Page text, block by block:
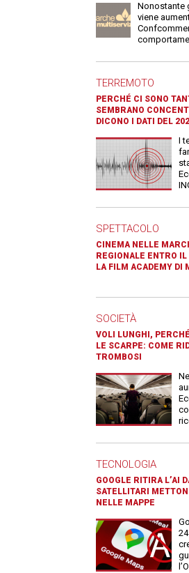
Nonostante
viene
TERREMOTO
PERCHÉ CI SONO
SEMBRANO
DICONO I DATI DEL
I
SPETTACOLO
CINEMA NELLE
REGIONALE ENTRO
LA FILM ACADEMY DI
SOCIETÀ
VOLI LUNGHI,
LE SCARPE: COME
TROMBOSI
TECNOLOGIA
GOOGLE RITIRA L’AI
SATELLITARI
NELLE MAPPE